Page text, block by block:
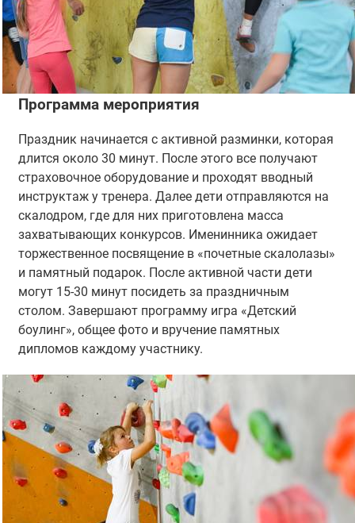
Программа мероприятия
Праздник начинается с активной разминки, которая
длится около 30 минут. После этого все получают
страховочное оборудование и проходят вводный
инструктаж у тренера. Далее дети отправляются на
скалодром, где для них приготовлена масса
захватывающих конкурсов. Именинника ожидает
торжественное посвящение в «почетные скалолазы»
и памятный подарок. После активной части дети
могут 15-30 минут посидеть за праздничным
столом. Завершают программу игра «Детский
боулинг», общее фото и вручение памятных
дипломов каждому участнику.